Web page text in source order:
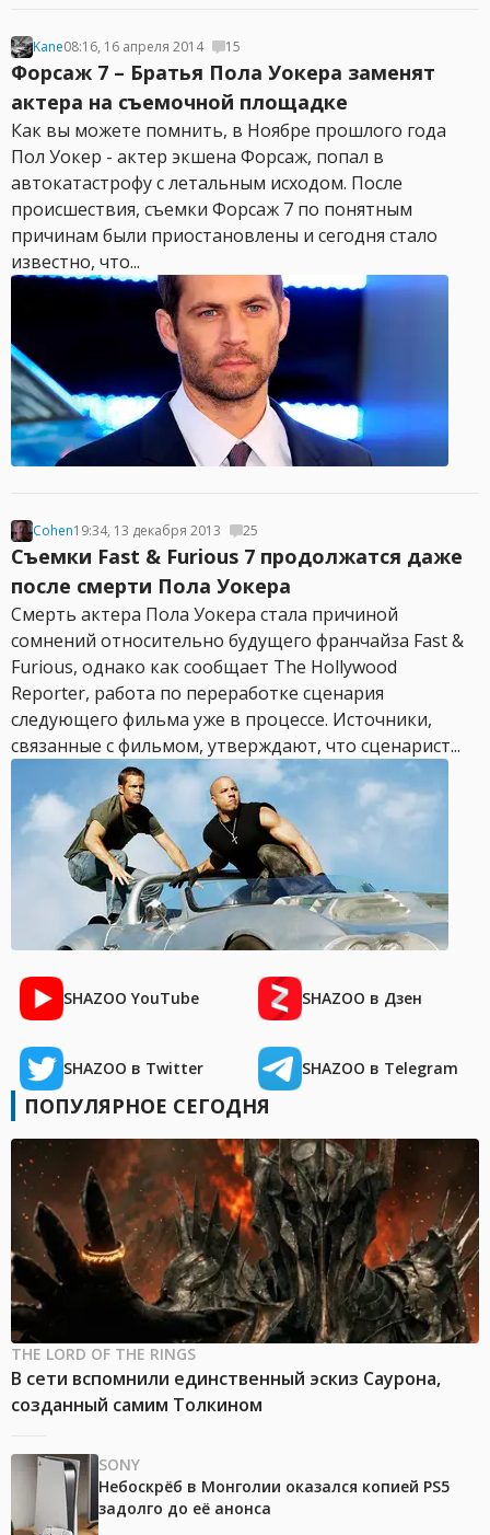
Kane08:16, 16 апреля 2014 15
Форсаж 7 – Братья Пола Уокера заменят
актера на съемочной площадке
Как вы можете помнить, в Ноябре прошлого года
Пол Уокер - актер экшена Форсаж, попал в
автокатастрофу с летальным исходом. После
происшествия, съемки Форсаж 7 по понятным
причинам были приостановлены и сегодня стало
известно, что...
Cohen19:34, 13 декабря 2013 25
Съемки Fast & Furious 7 продолжатся даже
после смерти Пола Уокера
Смерть актера Пола Уокера стала причиной
сомнений относительно будущего франчайза Fast &
Furious, однако как сообщает The Hollywood
Reporter, работа по переработке сценария
следующего фильма уже в процессе. Источники,
связанные с фильмом, утверждают, что сценарист...
SHAZOO YouTube SHAZOO в Дзен
SHAZOO в Twitter SHAZOO в Telegram
ПОПУЛЯРНОЕ СЕГОДНЯ
THE LORD OF THE RINGS
В сети вспомнили единственный эскиз Саурона,
созданный самим Толкином
SONY
Небоскрёб в Монголии оказался копией PS5
задолго до её анонса